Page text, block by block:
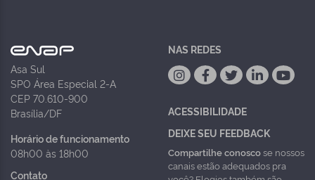
Asa Sul
SPO Área Especial 2-A
CEP 70.610-900
Brasília/DF
Horário de funcionamento
08h00 às 18h00
Contato
NAS REDES
ACESSIBILIDADE
DEIXE SEU FEEDBACK
Compartilhe conoscose nossos
canais estão adequados pra